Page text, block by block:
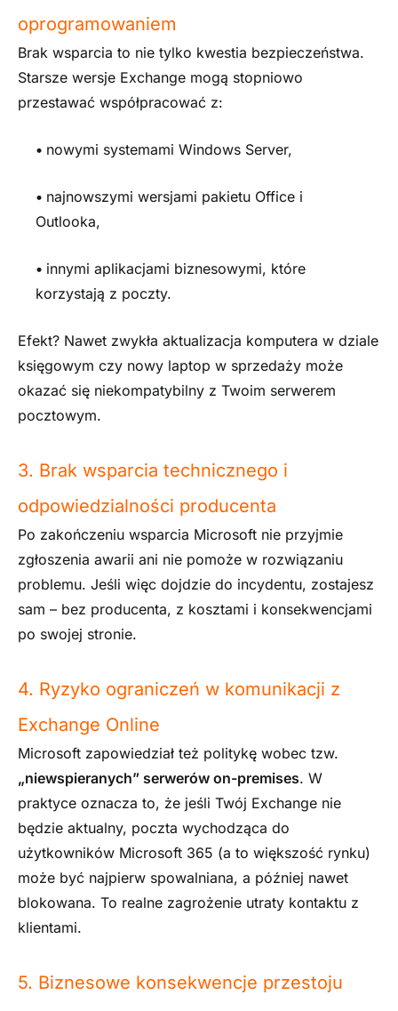
oprogramowaniem
Brak wsparcia to nie tylko kwestia bezpieczeństwa.
Starsze wersje Exchange mogą stopniowo
przestawać współpracować z:
• nowymi systemami Windows Server,
• najnowszymi wersjami pakietu Office i
Outlooka,
• innymi aplikacjami biznesowymi, które
korzystają z poczty.
Efekt? Nawet zwykła aktualizacja komputera w dziale
księgowym czy nowy laptop w sprzedaży może
okazać się niekompatybilny z Twoim serwerem
pocztowym.
3. Brak wsparcia technicznego i
odpowiedzialności producenta
Po zakończeniu wsparcia Microsoft nie przyjmie
zgłoszenia awarii ani nie pomoże w rozwiązaniu
problemu. Jeśli więc dojdzie do incydentu, zostajesz
sam – bez producenta, z kosztami i konsekwencjami
po swojej stronie.
4. Ryzyko ograniczeń w komunikacji z
Exchange Online
Microsoft zapowiedział też politykę wobec tzw.
„niewspieranych” serwerów on-premises. W
praktyce oznacza to, że jeśli Twój Exchange nie
będzie aktualny, poczta wychodząca do
użytkowników Microsoft 365 (a to większość rynku)
może być najpierw spowalniana, a później nawet
blokowana. To realne zagrożenie utraty kontaktu z
klientami.
5. Biznesowe konsekwencje przestoju